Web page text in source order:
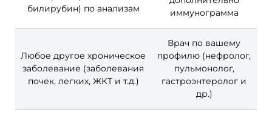
билирубин) по анализам
иммунограмма
Любое другое хроническое
заболевание (заболевания
почек, легких, ЖКТ и т.д.)
Врач по вашему
профилю (нефролог,
пульмонолог,
гастроэнтеролог и
др.)